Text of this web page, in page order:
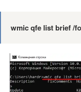
wmic qfe list brief /